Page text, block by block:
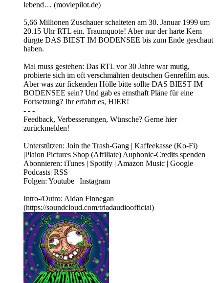
lebend… (moviepilot.de)
5,66 Millionen Zuschauer schalteten am 30. Januar 1999 um
20.15 Uhr RTL ein. Traumquote! Aber nur der harte Kern
dürgte DAS BIEST IM BODENSEE bis zum Ende geschaut
haben.
Mal muss gestehen: Das RTL vor 30 Jahre war mutig,
probierte sich im oft verschmähten deutschen Genrefilm aus.
Aber was zur fickenden Hölle bitte sollte DAS BIEST IM
BODENSEE sein? Und gab es ernsthaft Pläne für eine
Fortsetzung? Ihr erfahrt es, HIER!
- - -
Feedback, Verbesserungen, Wünsche? Gerne hier
zurückmelden!
Unterstützen: Join the Trash-Gang | Kaffeekasse (Ko-Fi)
|Plaion Pictures Shop (Affiliate)|Auphonic-Credits spenden
Abonnieren: iTunes | Spotify | Amazon Music | Google
Podcasts| RSS
Folgen: Youtube | Instagram
Intro-/Outro: Aidan Finnegan
(https://soundcloud.com/triadaudioofficial)